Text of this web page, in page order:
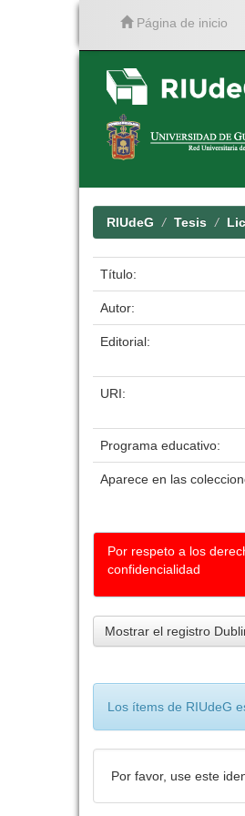
Página de inicio
RIUdeG Tesis
Título:
Autor:
Editorial:
URI:
Programa educativo:
Aparece en las
Por respeto a los
confidencialidad
Mostrar el registro
Los ítems de RIUdeG
Por favor, use este